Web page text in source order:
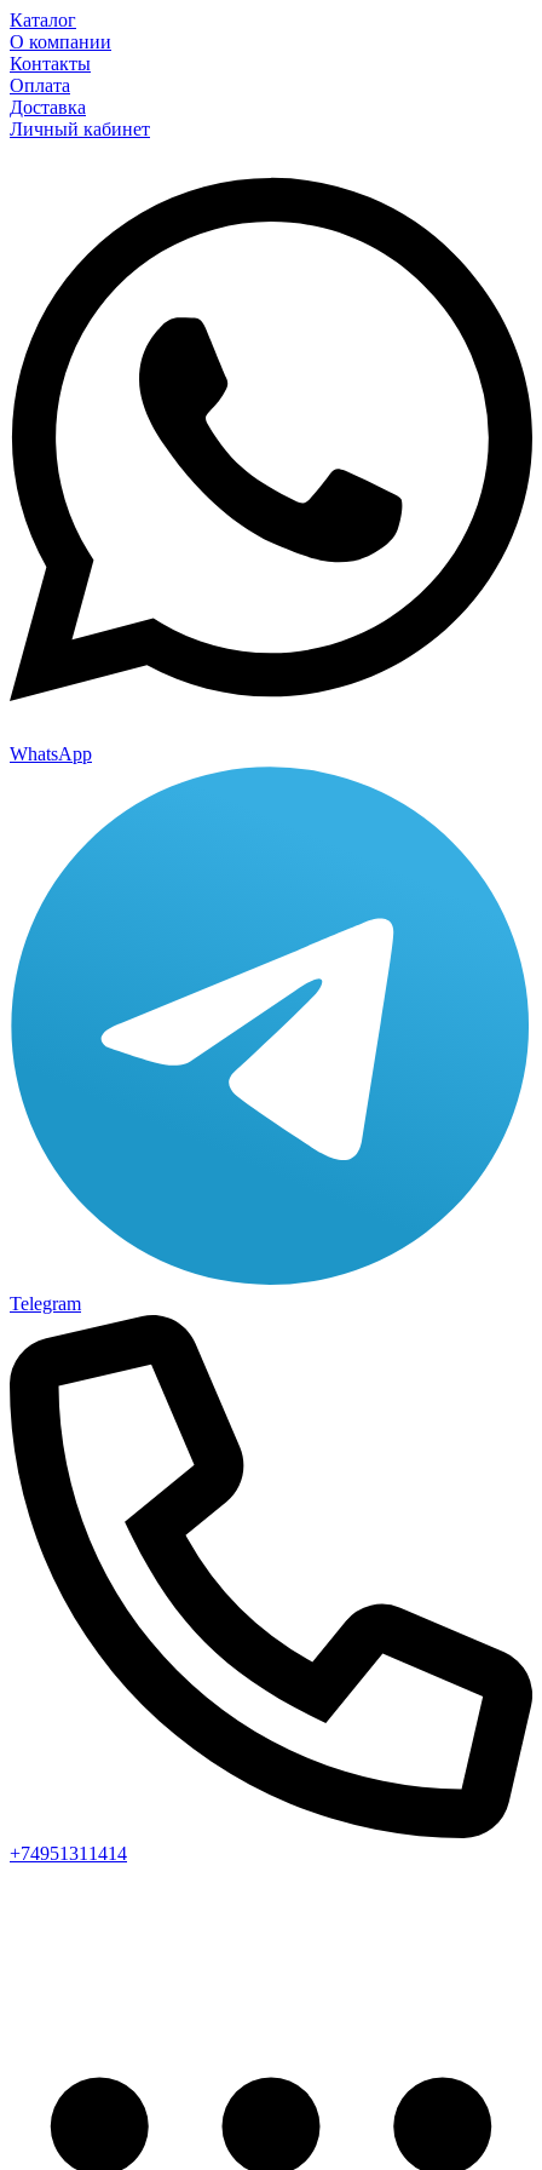
Каталог
О компании
Контакты
Оплата
Доставка
Личный кабинет
WhatsApp
Telegram
+74951311414